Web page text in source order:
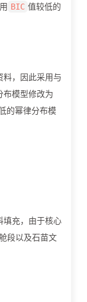
BIC 值较低的
料，因此采用与
布模型修改为
的幂律分布模
填充，由于核心
段以及石苗文